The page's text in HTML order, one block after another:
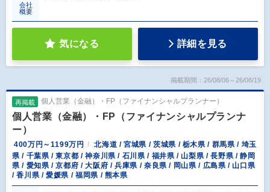
会社
概要
気になる 詳細を見る
掲載期間：26/08/06～26/08/19
再掲載 個人営業（金融）・FP（ファイナンシャルプランナー）
個人営業（金融）・FP（ファイナンシャルプランナ
ー）
400万円～1199万円
北海道 / 宮城県 / 茨城県 / 栃木県 / 群馬県 / 埼玉
県 / 千葉県 / 東京都 / 神奈川県 / 石川県 / 福井県 / 山梨県 / 長野県 / 静岡
県 / 愛知県 / 京都府 / 大阪府 / 兵庫県 / 奈良県 / 岡山県 / 広島県 / 山口県
/ 香川県 / 愛媛県 / 福岡県 / 熊本県